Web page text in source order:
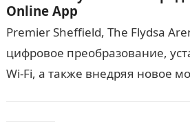
Online App
Premier Sheffield, The Flydsa
цифровое преобразование,
Wi-Fi, а также внедряя новое